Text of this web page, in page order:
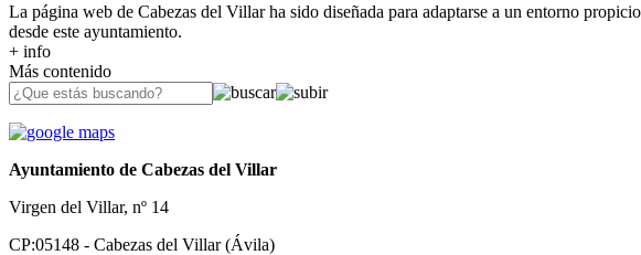
La página web de Cabezas del Villar ha sido diseñada para adaptarse a un entorno
desde este ayuntamiento.
+ info
Más contenido
Ayuntamiento de Cabezas del Villar
Virgen del Villar, nº 14
CP:05148 - Cabezas del Villar (Ávila)